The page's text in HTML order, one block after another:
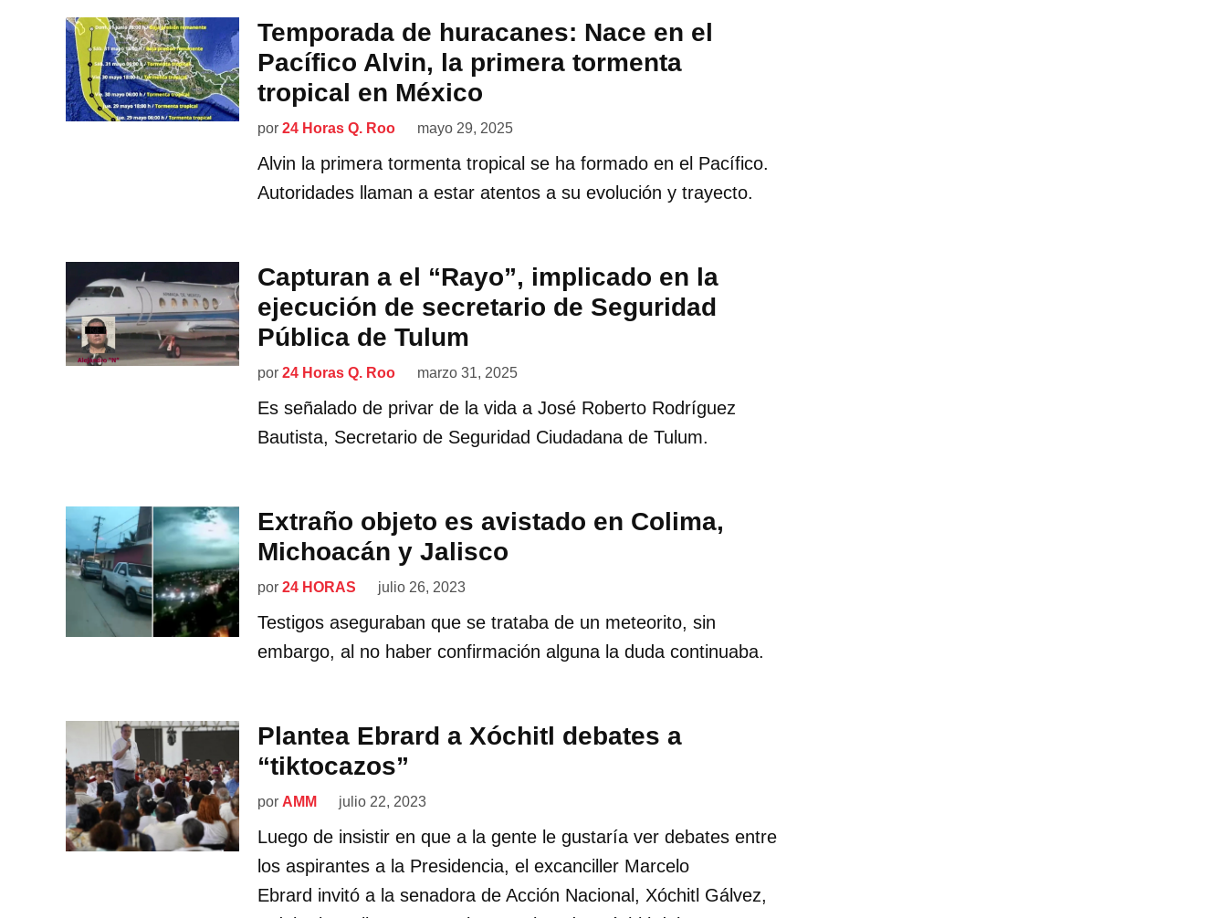
Temporada de huracanes: Nace en el
Pacífico Alvin, la primera tormenta
tropical en México
por 24 Horas Q. Roo mayo 29, 2025
Alvin la primera tormenta tropical se ha formado en el Pacífico.
Autoridades llaman a estar atentos a su evolución y trayecto.
Capturan a el “Rayo”, implicado en la
ejecución de secretario de Seguridad
Pública de Tulum
por 24 Horas Q. Roo marzo 31, 2025
Es señalado de privar de la vida a José Roberto Rodríguez
Bautista, Secretario de Seguridad Ciudadana de Tulum.
Extraño objeto es avistado en Colima,
Michoacán y Jalisco
por 24 HORAS julio 26, 2023
Testigos aseguraban que se trataba de un meteorito, sin
embargo, al no haber confirmación alguna la duda continuaba.
Plantea Ebrard a Xóchitl debates a
“tiktocazos”
por AMM julio 22, 2023
Luego de insistir en que a la gente le gustaría ver debates entre
los aspirantes a la Presidencia, el excanciller Marcelo
Ebrard invitó a la senadora de Acción Nacional, Xóchitl Gálvez,